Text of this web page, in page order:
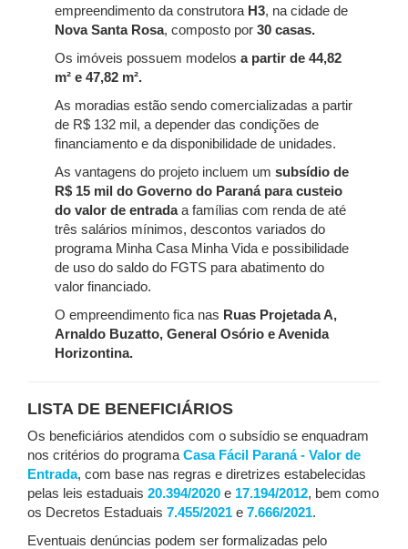
empreendimento da construtora H3, na cidade de
Nova Santa Rosa, composto por 30 casas.
Os imóveis possuem modelos a partir de 44,82
m² e 47,82 m².
As moradias estão sendo comercializadas a partir
de R$ 132 mil, a depender das condições de
financiamento e da disponibilidade de unidades.
As vantagens do projeto incluem um subsídio de
R$ 15 mil do Governo do Paraná para custeio
do valor de entradaa famílias com renda de até
três salários mínimos, descontos variados do
programa Minha Casa Minha Vida e possibilidade
de uso do saldo do FGTS para abatimento do
valor financiado.
O empreendimento fica nas Ruas Projetada A,
Arnaldo Buzatto, General Osório e Avenida
Horizontina.
LISTA DE BENEFICIÁRIOS
Os beneficiários atendidos com o subsídio se enquadram
nos critérios do programa Casa Fácil Paraná - Valor de
Entrada, com base nas regras e diretrizes estabelecidas
pelas leis estaduais 20.394/2020 e 17.194/2012, bem como
os Decretos Estaduais 7.455/2021 e 7.666/2021.
Eventuais denúncias podem ser formalizadas pelo